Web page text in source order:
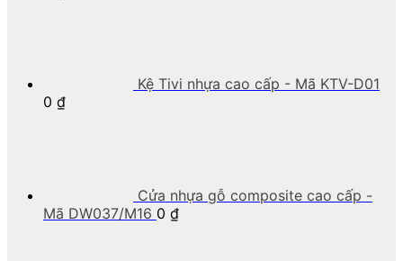
Kệ Tivi nhựa cao cấp - Mã KTV-D01
0 ₫
Cửa nhựa gỗ composite cao cấp -
Mã DW037/M16 0 ₫